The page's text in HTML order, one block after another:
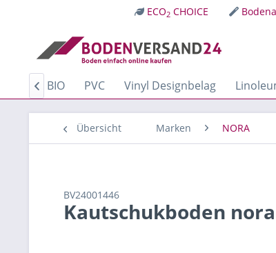
ECO2 CHOICE
BIO PVC Vinyl Designbelag

Übersicht Marken NORA
BV24001446
Kautschukboden